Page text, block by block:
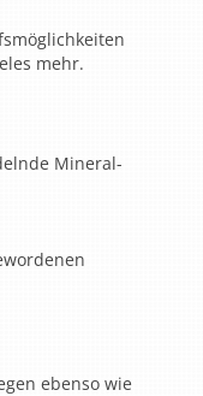
mehr.
Mineral-
ebenso wie